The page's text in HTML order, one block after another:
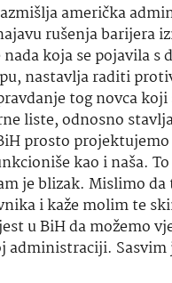
američka
rušenja barijera
koja se pojavila
nastavlja raditi
tog novca
liste, odnosno
prosto projektujemo
kao i naša.
je blizak. Mislimo
i kaže molim te
u BiH da možemo
administraciji.